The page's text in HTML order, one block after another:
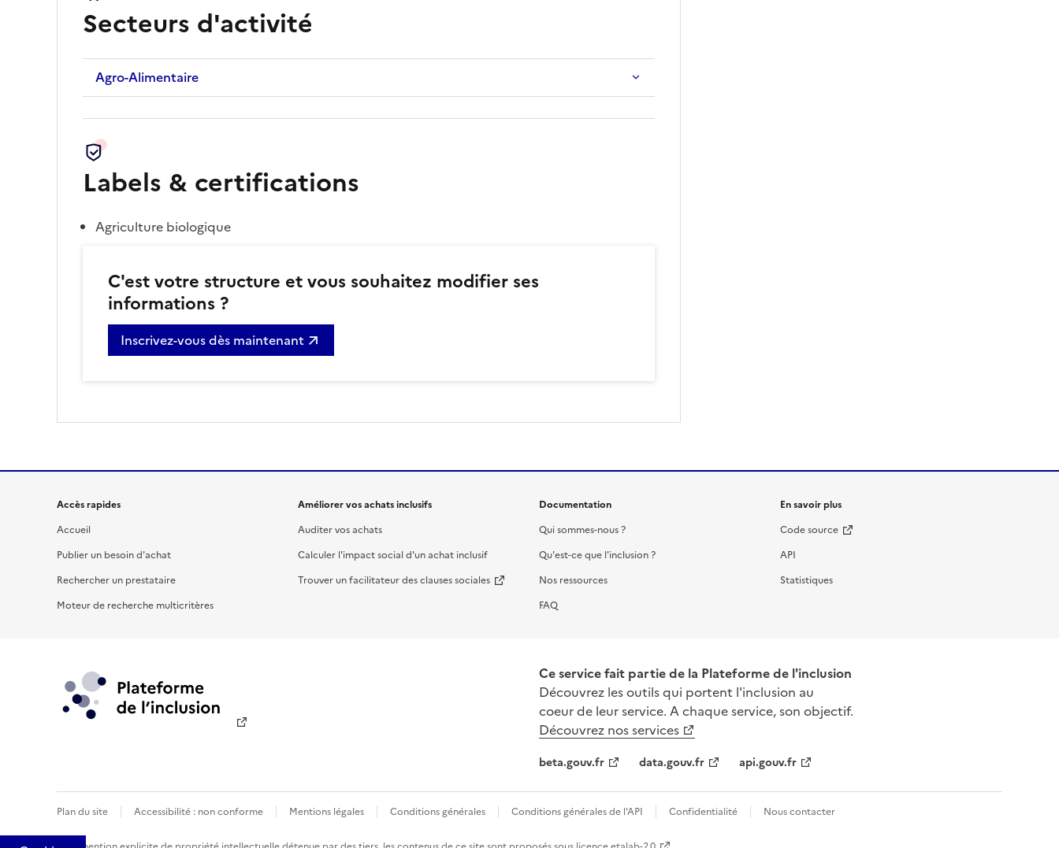
Secteurs d'activité
Agro-Alimentaire
Labels & certifications
Agriculture biologique
C'est votre structure et vous souhaitez modifier ses
informations ?
Inscrivez-vous dès maintenant
Accès rapides
Accueil
Publier un besoin d'achat
Rechercher un prestataire
Moteur de recherche multicritères
Améliorer vos achats inclusifs
Auditer vos achats
Calculer l'impact social d'un achat inclusif
Trouver un facilitateur des clauses sociales
Documentation
Qui sommes-nous ?
Qu'est-ce que l'inclusion ?
Nos ressources
FAQ
En savoir plus
Code source
API
Statistiques
Ce service fait partie de la Plateforme de l'inclusion
Découvrez les outils qui portent l'inclusion au
coeur de leur service. A chaque service, son objectif.
Découvrez nos services
beta.gouv.fr data.gouv.fr api.gouv.fr
Plan du site Accessibilité : non conforme Mentions légales Conditions générales Conditions générales de l'API Confidentialité Nous contacter